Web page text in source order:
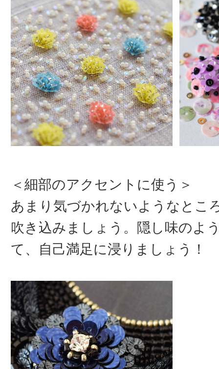
＜細部のアクセントに使う＞
あまり気づかれないようなとこ
吹き込みましょう。隠し味のよ
て、自己満足に浸りましょう！